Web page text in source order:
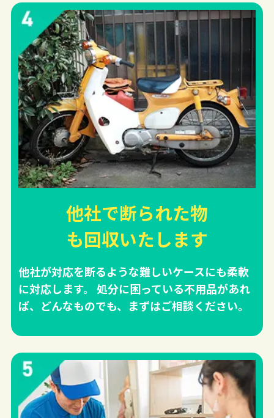
他社で断られた物
も回収いたします
他社が対応を断るような難しいケースにも柔軟
に対応します。 処分に困っている不用品があれ
ば、どんなものでも、まずはご相談ください。